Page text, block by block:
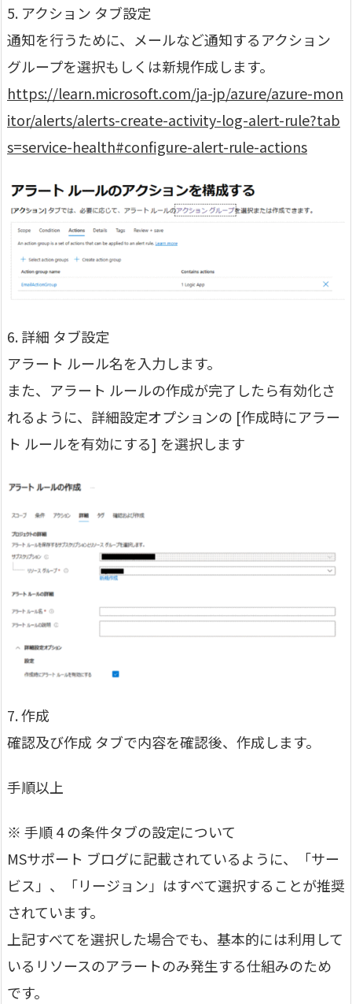
5. アクション タブ設定
通知を行うために、メールなど通知するアクション
グループを選択もしくは新規作成します。
https://learn.microsoft.com/ja-jp/azure/azure-mon
itor/alerts/alerts-create-activity-log-alert-rule?tab
s=service-health#configure-alert-rule-actions
6. 詳細 タブ設定
アラート ルール名を入力します。
また、アラート ルールの作成が完了したら有効化さ
れるように、詳細設定オプションの [作成時にアラー
ト ルールを有効にする] を選択します
7. 作成
確認及び作成 タブで内容を確認後、作成します。
手順以上
※ 手順 4 の条件タブの設定について
MSサポート ブログに記載されているように、「サー
ビス」、「リージョン」はすべて選択することが推奨
されています。
上記すべてを選択した場合でも、基本的には利用して
いるリソースのアラートのみ発生する仕組みのため
です。